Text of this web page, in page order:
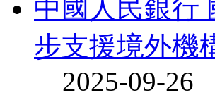
中國人民銀行
步支援境外機
2025-09-26